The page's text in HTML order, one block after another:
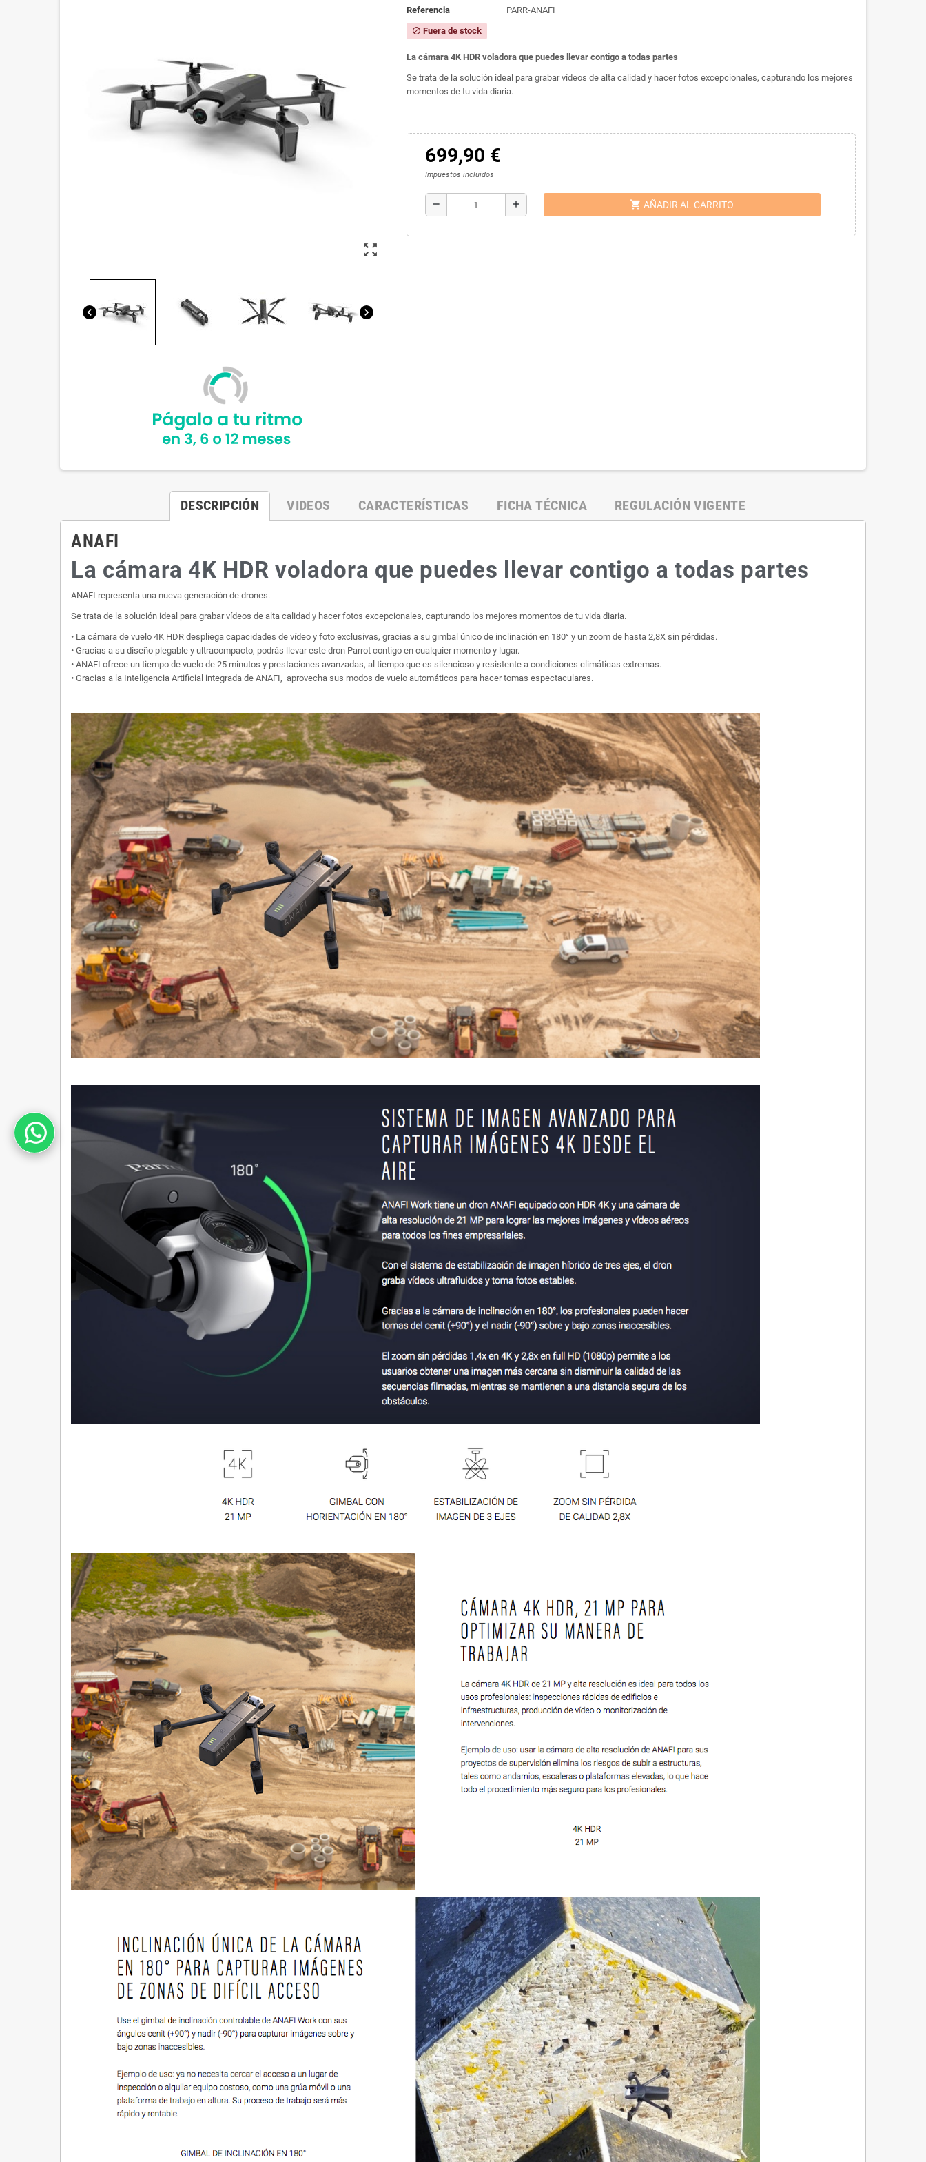
zoom_out_map
chevron_left chevron_right
Referencia
PARR-ANAFI
block Fuera de stock
La cámara 4K HDR voladora que puedes llevar contigo a todas partes
Se trata de la solución ideal para grabar vídeos de alta calidad y hacer fotos excepcionales, capturando los mejores
momentos de tu vida diaria.
699,90 €
Impuestos incluidos
remove add shopping_cart AÑADIR AL CARRITO
DESCRIPCIÓN VIDEOS CARACTERÍSTICAS FICHA TÉCNICA REGULACIÓN VIGENTE
ANAFI
La cámara 4K HDR voladora que puedes llevar contigo a todas partes
ANAFI representa una nueva generación de drones.
Se trata de la solución ideal para grabar vídeos de alta calidad y hacer fotos excepcionales, capturando los mejores momentos de tu vida diaria.
• La cámara de vuelo 4K HDR despliega capacidades de vídeo y foto exclusivas, gracias a su gimbal único de inclinación en 180° y un zoom de hasta 2,8X sin pérdidas.
• Gracias a su diseño plegable y ultracompacto, podrás llevar este dron Parrot contigo en cualquier momento y lugar.
• ANAFI ofrece un tiempo de vuelo de 25 minutos y prestaciones avanzadas, al tiempo que es silencioso y resistente a condiciones climáticas extremas.
• Gracias a la Inteligencia Artificial integrada de ANAFI, aprovecha sus modos de vuelo automáticos para hacer tomas espectaculares.